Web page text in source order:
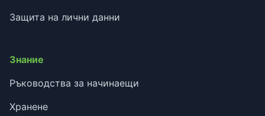
Защита на лични данни
Знание
Ръководства за начинаещи
Хранене